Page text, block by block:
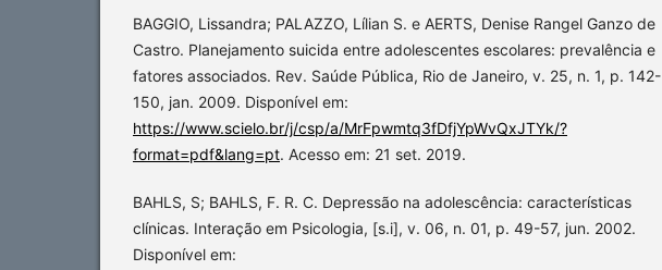
BAGGIO, Lissandra; PALAZZO, Lílian S. e AERTS, Denise Rangel Ganzo de
Castro. Planejamento suicida entre adolescentes escolares: prevalência e
fatores associados. Rev. Saúde Pública, Rio de Janeiro, v. 25, n. 1, p. 142-
150, jan. 2009. Disponível em:
https://www.scielo.br/j/csp/a/MrFpwmtq3fDfjYpWvQxJTYk/?
format=pdf&lang=pt. Acesso em: 21 set. 2019.
BAHLS, S; BAHLS, F. R. C. Depressão na adolescência: características
clínicas. Interação em Psicologia, [s.i], v. 06, n. 01, p. 49-57, jun. 2002.
Disponível em: